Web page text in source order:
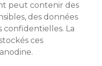
peut contenir des
des données
confidentielles. La
ces